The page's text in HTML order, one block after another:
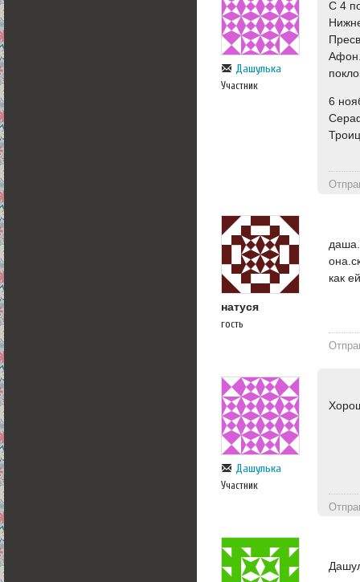
Дашулька
Участник
С 4
Афон.
6
натуся
гость
как
Дашулька
Участник